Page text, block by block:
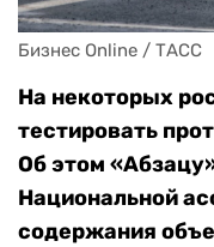
Бизнес Online / ТАСС
На некоторых
тестировать
Об этом
Национальной
содержания